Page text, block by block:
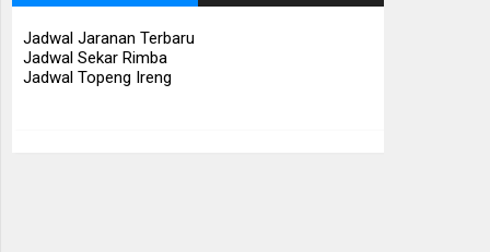
Jadwal Jaranan Terbaru
Jadwal Sekar Rimba
Jadwal Topeng Ireng